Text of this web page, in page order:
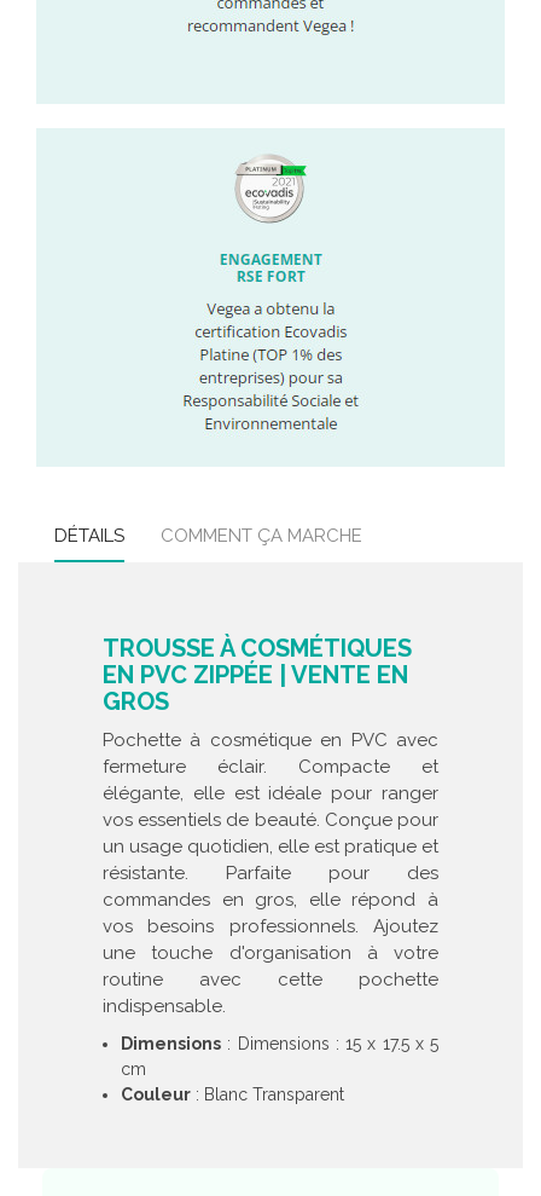
DÉTAILS COMMENT ÇA MARCHE
TROUSSE À COSMÉTIQUES
EN PVC ZIPPÉE | VENTE EN
GROS
Pochette à cosmétique en PVC avec
fermeture éclair. Compacte et
élégante, elle est idéale pour ranger
vos essentiels de beauté. Conçue pour
un usage quotidien, elle est pratique et
résistante. Parfaite pour des
commandes en gros, elle répond à
vos besoins professionnels. Ajoutez
une touche d'organisation à votre
routine avec cette pochette
indispensable.
Dimensions : Dimensions : 15 x 17.5 x 5
cm
Couleur : Blanc Transparent